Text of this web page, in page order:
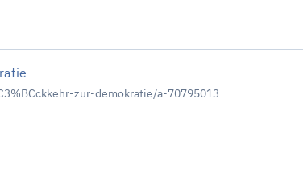
zur-demokratie/a-70795013